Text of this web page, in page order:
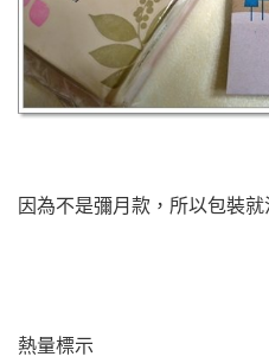
因為不是彌月款，所以包裝
熱量標示